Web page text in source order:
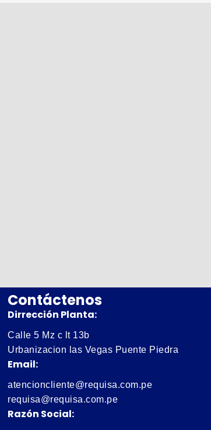
Contáctenos
Dirrección Planta:
Calle 5 Mz c lt 13b
Urbanizacion las Vegas Puente Piedra
Email:
atencioncliente@requisa.com.pe
requisa@requisa.com.pe
Razón Social: